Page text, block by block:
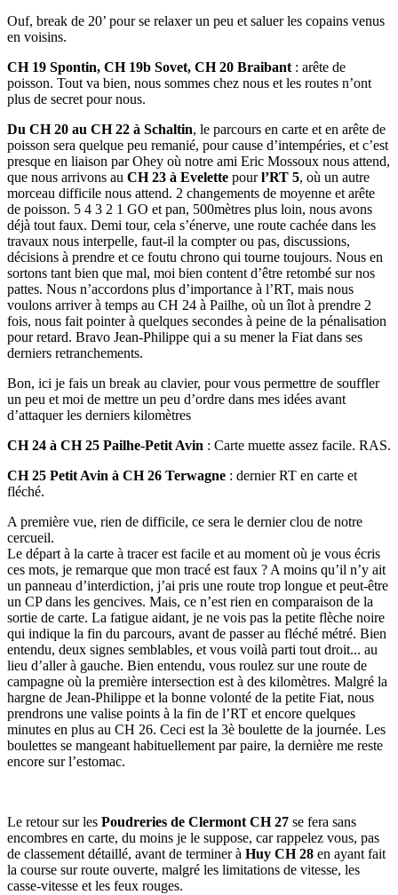
Ouf, break de 20’ pour se relaxer un peu et saluer les copains venus
en voisins.
CH 19 Spontin, CH 19b Sovet, CH 20 Braibant: arête de
poisson. Tout va bien, nous sommes chez nous et les routes n’ont
plus de secret pour nous.
Du CH 20 au CH 22 à Schaltin, le parcours en carte et en arête de
poisson sera quelque peu remanié, pour cause d’intempéries, et c’est
presque en liaison par Ohey où notre ami Eric Mossoux nous attend,
que nous arrivons au CH 23 à Evelette pourl’RT 5, où un autre
morceau difficile nous attend. 2 changements de moyenne et arête
de poisson. 5 4 3 2 1 GO et pan, 500mètres plus loin, nous avons
déjà tout faux. Demi tour, cela s’énerve, une route cachée dans les
travaux nous interpelle, faut-il la compter ou pas, discussions,
décisions à prendre et ce foutu chrono qui tourne toujours. Nous en
sortons tant bien que mal, moi bien content d’être retombé sur nos
pattes. Nous n’accordons plus d’importance à l’RT, mais nous
voulons arriver à temps au CH 24 à Pailhe, où un îlot à prendre 2
fois, nous fait pointer à quelques secondes à peine de la pénalisation
pour retard. Bravo Jean-Philippe qui a su mener la Fiat dans ses
derniers retranchements.
Bon, ici je fais un break au clavier, pour vous permettre de souffler
un peu et moi de mettre un peu d’ordre dans mes idées avant
d’attaquer les derniers kilomètres
CH 24 à CH 25 Pailhe-Petit Avin : Carte muette assez facile. RAS.
CH 25 Petit Avin à CH 26 Terwagne : dernier RT en carte et
fléché.
A première vue, rien de difficile, ce sera le dernier clou de notre
cercueil.
Le départ à la carte à tracer est facile et au moment où je vous écris
ces mots, je remarque que mon tracé est faux ? A moins qu’il n’y ait
un panneau d’interdiction, j’ai pris une route trop longue et peut-être
un CP dans les gencives. Mais, ce n’est rien en comparaison de la
sortie de carte. La fatigue aidant, je ne vois pas la petite flèche noire
qui indique la fin du parcours, avant de passer au fléché métré. Bien
entendu, deux signes semblables, et vous voilà parti tout droit... au
lieu d’aller à gauche. Bien entendu, vous roulez sur une route de
campagne où la première intersection est à des kilomètres. Malgré la
hargne de Jean-Philippe et la bonne volonté de la petite Fiat, nous
prendrons une valise points à la fin de l’RT et encore quelques
minutes en plus au CH 26. Ceci est la 3è boulette de la journée. Les
boulettes se mangeant habituellement par paire, la dernière me reste
encore sur l’estomac.
Le retour sur les Poudreries de Clermont CH 27 se fera sans
encombres en carte, du moins je le suppose, car rappelez vous, pas
de classement détaillé, avant de terminer à Huy CH 28 en ayant fait
la course sur route ouverte, malgré les limitations de vitesse, les
casse-vitesse et les feux rouges.